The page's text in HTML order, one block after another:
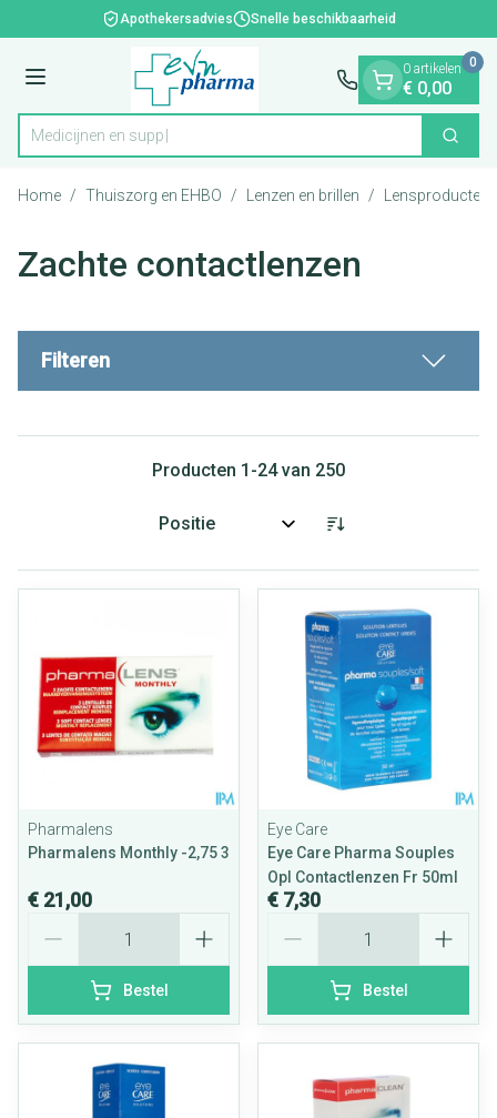
Ga naar de inhoudApothekersadvies Snelle beschikbaarheid
Menu
Product, merk, categorie... Zoek
0 artikelen
€ 0,00
0
Home / Thuiszorg en EHBO / Lenzen en brillen / Lensproducten
Zachte contactlenzen
Filteren
Producten 1 -24van 250
Sorteer op:
Pharmalens
Pharmalens Monthly -2,75 3
€ 21,00
Bestel
Eye Care
Eye Care Pharma Souples
Opl Contactlenzen Fr 50ml
€ 7,30
Bestel